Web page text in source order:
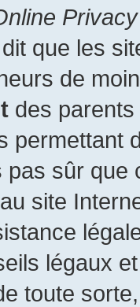
que les
de
des parents
permettant
pas sûr
site
légaux
toute